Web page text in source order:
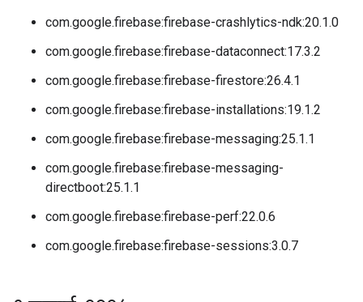
com.google.firebase:firebase-crashlytics-ndk:20.1.0
com.google.firebase:firebase-dataconnect:17.3.2
com.google.firebase:firebase-firestore:26.4.1
com.google.firebase:firebase-installations:19.1.2
com.google.firebase:firebase-messaging:25.1.1
com.google.firebase:firebase-messaging-
directboot:25.1.1
com.google.firebase:firebase-perf:22.0.6
com.google.firebase:firebase-sessions:3.0.7